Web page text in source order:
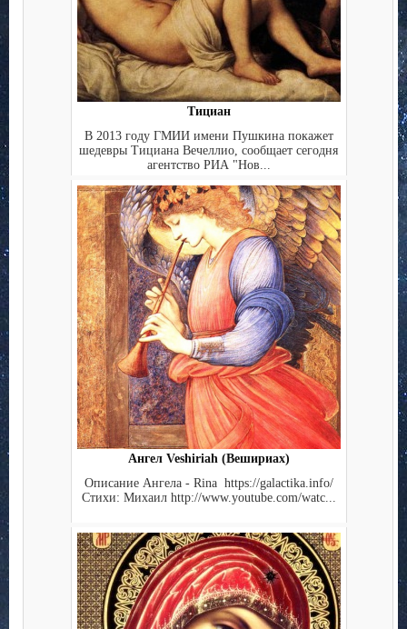
Тициан
В 2013 году ГМИИ имени Пушкина покажет
шедевры Тициана Вечеллио, сообщает сегодня
агентство РИА "Нов...
Ангел Veshiriah (Вешириах)
Описание Ангела - Rina https://galactika.info/
Стихи: Михаил http://www.youtube.com/watc...